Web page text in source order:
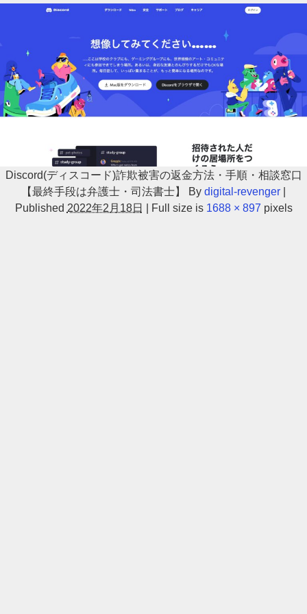
Discord(ディスコード)詐欺被害の返金方法・手順・相談窓口
【最終手段は弁護士・司法書士】
By digital-revenger
Published 2022年2月18日 Full size is 1688 × 897 pixels